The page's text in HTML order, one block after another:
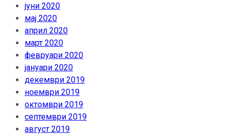
јуни 2020
мај 2020
април 2020
март 2020
февруари 2020
јануари 2020
декември 2019
ноември 2019
октомври 2019
септември 2019
август 2019